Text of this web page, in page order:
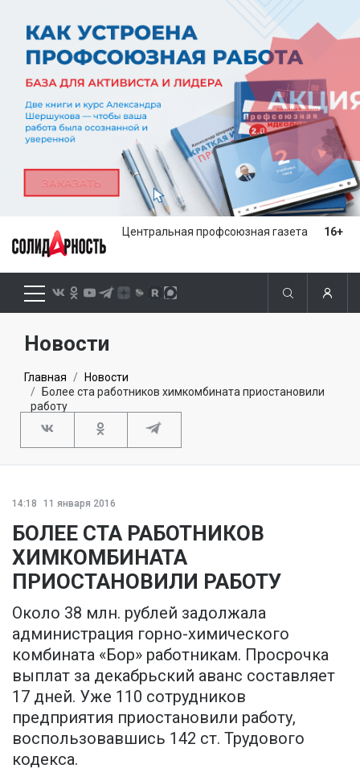
Центральная профсоюзная газета 16+
Новости
Главная
Новости
Более ста работников химкомбината приостановили
работу
14:18 11 января 2016
БОЛЕЕ СТА РАБОТНИКОВ
ХИМКОМБИНАТА
ПРИОСТАНОВИЛИ РАБОТУ
Около 38 млн. рублей задолжала
администрация горно-химического
комбината «Бор» работникам. Просрочка
выплат за декабрьский аванс составляет
17 дней. Уже 110 сотрудников
предприятия приостановили работу,
воспользовавшись 142 ст. Трудового
кодекса.